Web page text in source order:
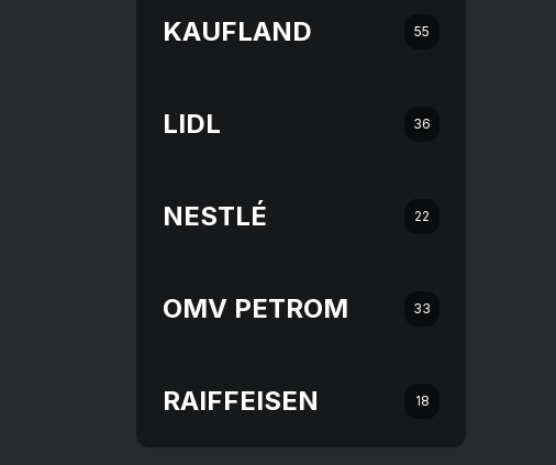
KAUFLAND 55
LIDL 36
NESTLÉ 22
OMV PETROM 33
RAIFFEISEN 18